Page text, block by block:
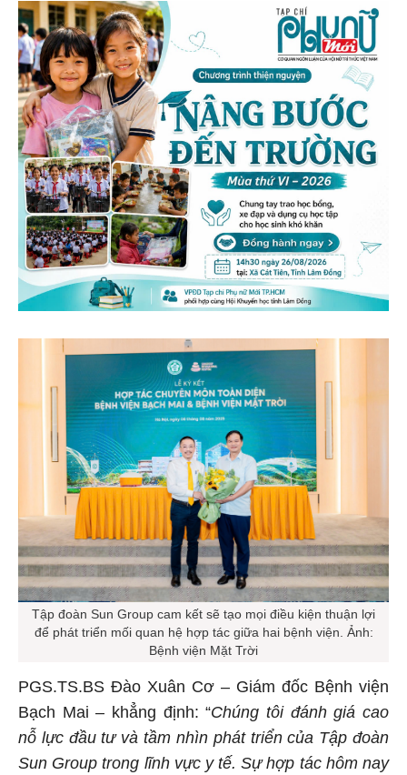
Tập đoàn Sun Group cam kết sẽ tạo mọi điều kiện thuận lợi
để phát triển mối quan hệ hợp tác giữa hai bệnh viện. Ảnh:
Bệnh viện Mặt Trời
PGS.TS.BS Đào Xuân Cơ – Giám đốc Bệnh viện
Bạch Mai – khẳng định: “Chúng tôi đánh giá cao
nỗ lực đầu tư và tầm nhìn phát triển của Tập đoàn
Sun Group trong lĩnh vực y tế. Sự hợp tác hôm nay